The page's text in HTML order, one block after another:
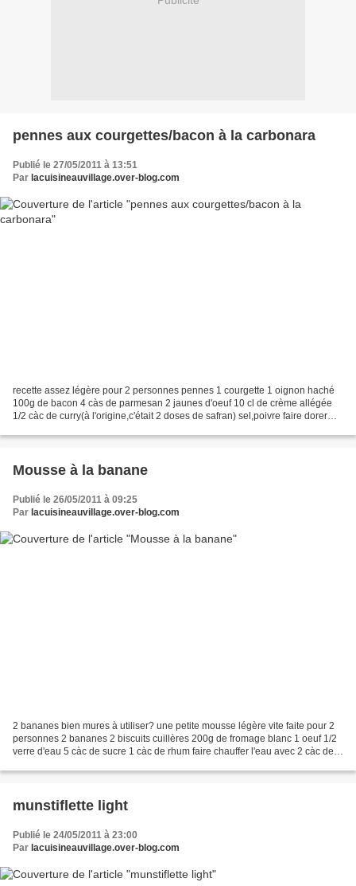
pennes aux courgettes/bacon à la carbonara
Publié le 27/05/2011 à 13:51
Par lacuisineauvillage.over-blog.com
recette assez légère pour 2 personnes pennes 1 courgette 1 oignon haché
100g de bacon 4 càs de parmesan 2 jaunes d'oeuf 10 cl de crème allégée
1/2 càc de curry(à l'origine,c'était 2 doses de safran) sel,poivre faire dorer
Mousse à la banane
Publié le 26/05/2011 à 09:25
Par lacuisineauvillage.over-blog.com
2 bananes bien mures à utiliser? une petite mousse légère vite faite pour 2
personnes 2 bananes 2 biscuits cuillères 200g de fromage blanc 1 oeuf 1/2
verre d'eau 5 càc de sucre 1 càc de rhum faire chauffer l'eau avec 2 càc de
munstiflette light
Publié le 24/05/2011 à 23:00
Par lacuisineauvillage.over-blog.com